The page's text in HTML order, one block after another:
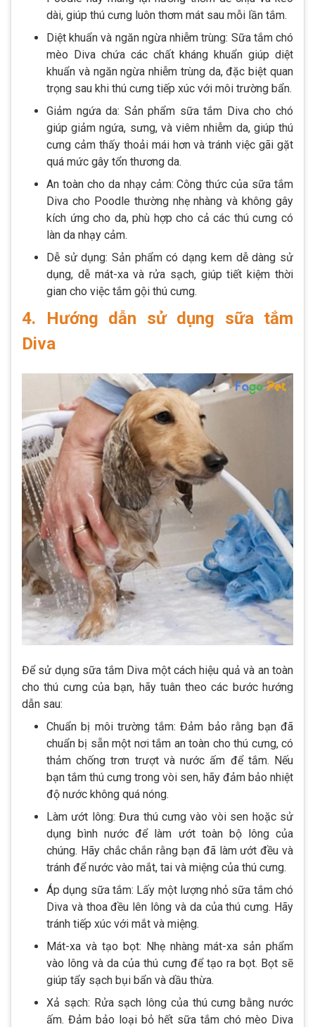
dài, giúp thú cưng luôn thơm mát sau mỗi lần tắm.
Diệt khuẩn và ngăn ngừa nhiễm trùng: Sữa tắm chó
mèo Diva chứa các chất kháng khuẩn giúp diệt
khuẩn và ngăn ngừa nhiễm trùng da, đặc biệt quan
trọng sau khi thú cưng tiếp xúc với môi trường bẩn.
Giảm ngứa da: Sản phẩm sữa tắm Diva cho chó
giúp giảm ngứa, sưng, và viêm nhiễm da, giúp thú
cưng cảm thấy thoải mái hơn và tránh việc gãi gặt
quá mức gây tổn thương da.
An toàn cho da nhạy cảm: Công thức của sữa tắm
Diva cho Poodle thường nhẹ nhàng và không gây
kích ứng cho da, phù hợp cho cả các thú cưng có
làn da nhạy cảm.
Dễ sử dụng: Sản phẩm có dạng kem dễ dàng sử
dụng, dễ mát-xa và rửa sạch, giúp tiết kiệm thời
gian cho việc tắm gội thú cưng.
4. Hướng dẫn sử dụng sữa tắm
Diva
Để sử dụng sữa tắm Diva một cách hiệu quả và an toàn
cho thú cưng của bạn, hãy tuân theo các bước hướng
dẫn sau:
Chuẩn bị môi trường tắm: Đảm bảo rằng bạn đã
chuẩn bị sẵn một nơi tắm an toàn cho thú cưng, có
thảm chống trơn trượt và nước ấm để tắm. Nếu
bạn tắm thú cưng trong vòi sen, hãy đảm bảo nhiệt
độ nước không quá nóng.
Làm ướt lông: Đưa thú cưng vào vòi sen hoặc sử
dụng bình nước để làm ướt toàn bộ lông của
chúng. Hãy chắc chắn rằng bạn đã làm ướt đều và
tránh để nước vào mắt, tai và miệng của thú cưng.
Áp dụng sữa tắm: Lấy một lượng nhỏ sữa tắm chó
Diva và thoa đều lên lông và da của thú cưng. Hãy
tránh tiếp xúc với mắt và miệng.
Mát-xa và tạo bọt: Nhẹ nhàng mát-xa sản phẩm
vào lông và da của thú cưng để tạo ra bọt. Bọt sẽ
giúp tẩy sạch bụi bẩn và dầu thừa.
Xả sạch: Rửa sạch lông của thú cưng bằng nước
ấm. Đảm bảo loại bỏ hết sữa tắm chó mèo Diva